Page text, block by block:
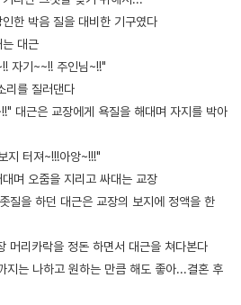
한 박음 질을 대비한 기구였다
는 대근
자기~~!! 주인님~!!"
리를 질러댄다
대근은 교장에게 욕질을 해대며 자지를 박아
지 터져~!!!아앙~!!!"
며 오줌을 지리고 싸대는 교장
질을 하던 대근은 교장의 보지에 정액을 한
머리카락을 정돈 하면서 대근을 쳐다본다
지는 나하고 원하는 만큼 해도 좋아...결혼 후